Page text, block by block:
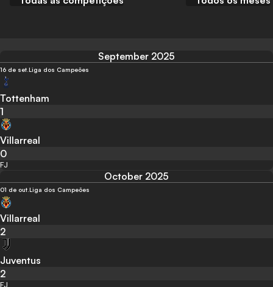
September 2025
16 de set. Liga dos Campeões
Tottenham
1
Villarreal
0
FJ
October 2025
01 de out. Liga dos Campeões
Villarreal
2
Juventus
2
FJ